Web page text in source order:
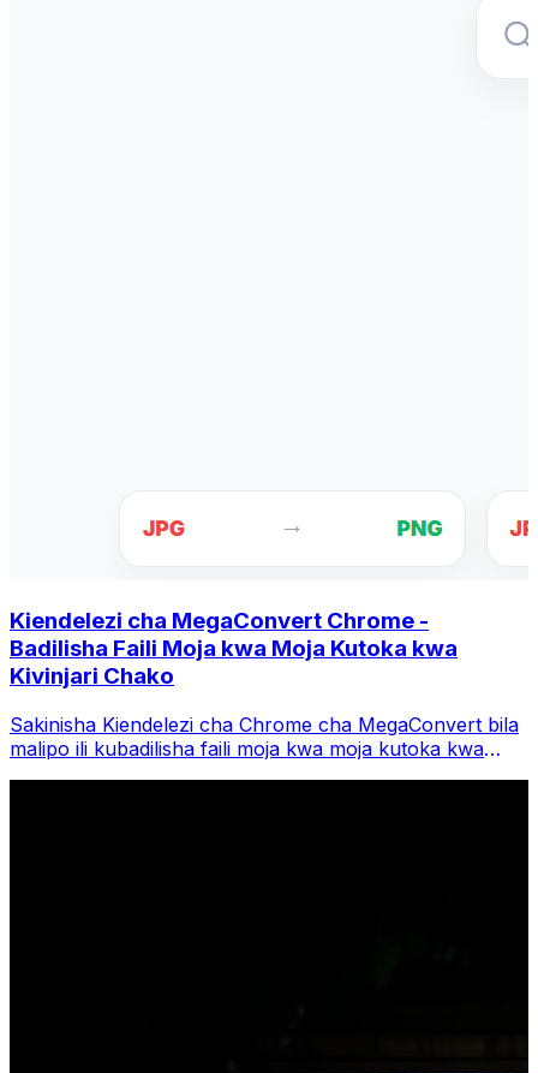
Kiendelezi cha MegaConvert Chrome -
Badilisha Faili Moja kwa Moja Kutoka kwa
Kivinjari Chako
Sakinisha Kiendelezi cha Chrome cha MegaConvert bila
malipo ili kubadilisha faili moja kwa moja kutoka kwa